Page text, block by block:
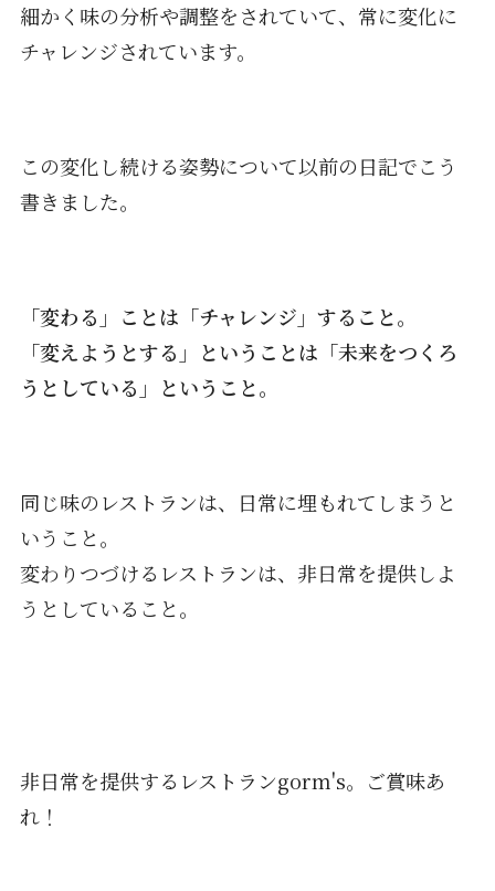
細かく味の分析や調整をされていて、常に変化に
チャレンジされています。
この変化し続ける姿勢について以前の日記でこう
書きました。
「変わる」ことは「チャレンジ」すること。
「変えようとする」ということは「未来をつくろ
うとしている」ということ。
同じ味のレストランは、日常に埋もれてしまうと
いうこと。
変わりつづけるレストランは、非日常を提供しよ
うとしていること。
非日常を提供するレストランgorm's。ご賞味あ
れ！